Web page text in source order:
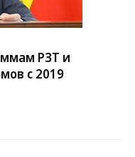
РЗТ и
с 2019